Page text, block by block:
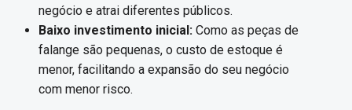
negócio e atrai diferentes públicos.
Baixo investimento inicial: Como as peças de
falange são pequenas, o custo de estoque é
menor, facilitando a expansão do seu negócio
com menor risco.